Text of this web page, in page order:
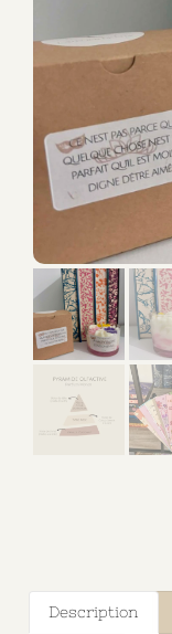
Description